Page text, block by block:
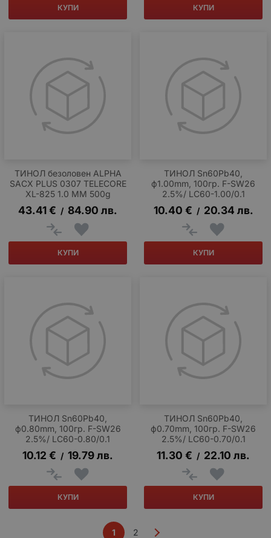
КУПИ КУПИ
ТИНОЛ безоловен ALPHA
SACX PLUS 0307 TELECORE
XL-825 1.0 MM 500g
43.41€ / 84.90 лв.
КУПИ
ТИНОЛ Sn60Pb40,
ф1.00mm, 100гр. F-SW26
2.5%/ LC60-1.00/0.1
10.40 € / 20.34 лв.
КУПИ
ТИНОЛ Sn60Pb40,
ф0.80mm, 100гр. F-SW26
2.5%/ LC60-0.80/0.1
10.12 € / 19.79лв.
КУПИ
ТИНОЛ Sn60Pb40,
ф0.70mm, 100гр. F-SW26
2.5%/ LC60-0.70/0.1
11.30 € / 22.10 лв.
КУПИ
1 2